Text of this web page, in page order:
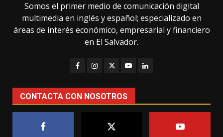
Somos el primer medio de comunicación digital
multimedia en inglés y español; especializado en
áreas de interés económico, empresarial y financiero
en El Salvador.
CONTACTA CON NOSOTROS